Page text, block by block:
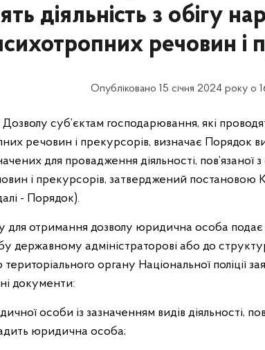
діяльність з обігу
речовин і
Опубліковано 15 січня 2024 року о
суб’єктам господарювання, які
речовин і прекурсорів, визначає Порядок
для провадження діяльності, пов’язаної
і прекурсорів, затверджений постановою
- Порядок).
для отримання дозволу юридична особа
державному адміністраторові або до
органу Національної поліції
документи:
особи із зазначенням видів діяльності,
юридична особа;